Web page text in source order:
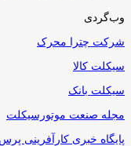
وب‌گردی
شرکت چترا محرک
سیکلت کالا
سیکلت بانک
مجله صنعت موتورسیکلت
پایگاه خبری کارآفرینی پرس